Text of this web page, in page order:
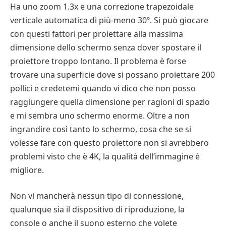
Ha uno zoom 1.3x e una correzione trapezoidale
verticale automatica di più-meno 30º. Si può giocare
con questi fattori per proiettare alla massima
dimensione dello schermo senza dover spostare il
proiettore troppo lontano. Il problema è forse
trovare una superficie dove si possano proiettare 200
pollici e credetemi quando vi dico che non posso
raggiungere quella dimensione per ragioni di spazio
e mi sembra uno schermo enorme. Oltre a non
ingrandire così tanto lo schermo, cosa che se si
volesse fare con questo proiettore non si avrebbero
problemi visto che è 4K, la qualità dell’immagine è
migliore.
Non vi mancherà nessun tipo di connessione,
qualunque sia il dispositivo di riproduzione, la
console o anche il suono esterno che volete